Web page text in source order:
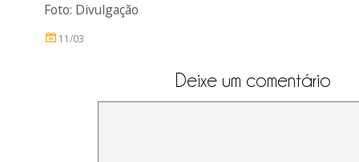
Foto: Divulgação
11/03
Deixe um comentário